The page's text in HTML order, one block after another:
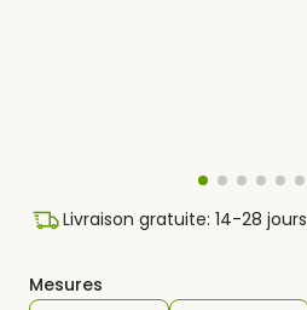
Livraison gratuite: 14-28 jours
Mesures